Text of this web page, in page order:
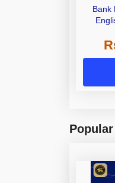
Bank